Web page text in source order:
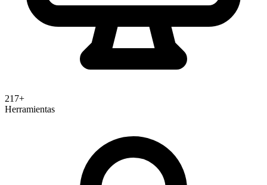
por evaluaciones: las primeras 1-100.000 evaluaciones
cuestan 1 USD por cada 1.000, de 100.001 a 1.000.000
cuestan 0,50 USD por cada 1.000, y más de 1 millón
cuestan 0,25 USD por cada 1.000. Enterprise incluye
detection, labels personalizados y soporte de Google
anuales. El modelo de pricing por uso hace que
reCAPTCHA sea accesible para cualquier tamaño de
desde blogs personales hasta marketplaces con millones
217+
Herramientas